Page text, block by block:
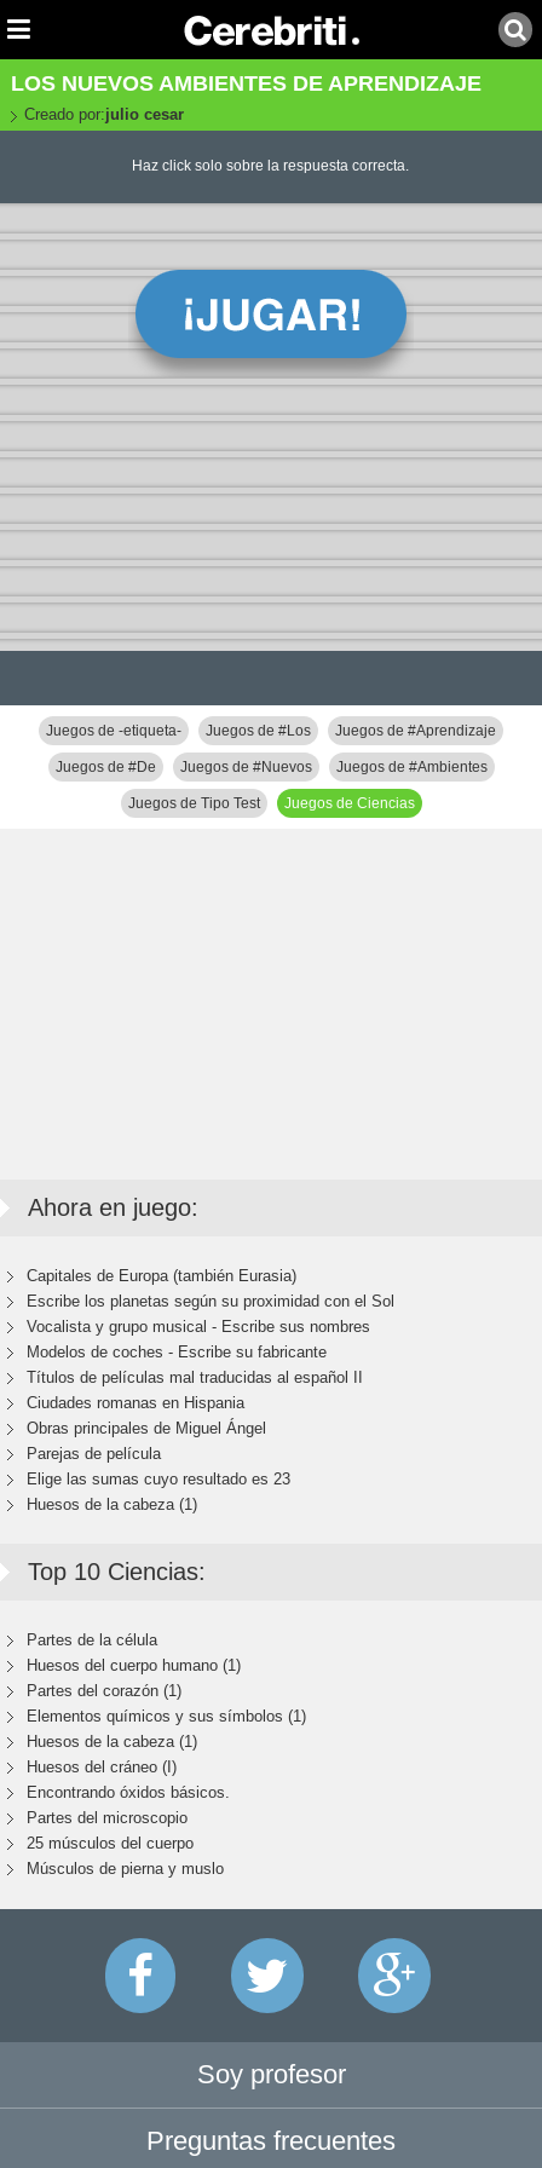
LOS NUEVOS AMBIENTES DE APRENDIZAJE
Creado por:julio cesar
Haz click solo sobre la respuesta correcta.
Juegos de -etiqueta- Juegos de #Los Juegos de #Aprendizaje
Juegos de #De Juegos de #Nuevos Juegos de #Ambientes
Juegos de Tipo Test Juegos de Ciencias
Ahora en juego:
Capitales de Europa (también Eurasia)
Escribe los planetas según su proximidad con el Sol
Vocalista y grupo musical - Escribe sus nombres
Modelos de coches - Escribe su fabricante
Títulos de películas mal traducidas al español II
Ciudades romanas en Hispania
Obras principales de Miguel Ángel
Parejas de película
Elige las sumas cuyo resultado es 23
Huesos de la cabeza (1)
Top 10 Ciencias:
Partes de la célula
Huesos del cuerpo humano (1)
Partes del corazón (1)
Elementos químicos y sus símbolos (1)
Huesos de la cabeza (1)
Huesos del cráneo (I)
Encontrando óxidos básicos.
Partes del microscopio
25 músculos del cuerpo
Músculos de pierna y muslo
Soy profesor
Preguntas frecuentes